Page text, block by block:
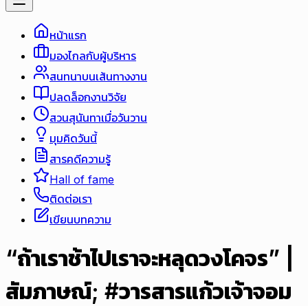
หน้าแรก
มองไกลกับผู้บริหาร
สนทนาบนเส้นทางงาน
ปลดล็อกงานวิจัย
สวนสุนันทาเมื่อวันวาน
มุมคิดวันนี้
สารคดีความรู้
Hall of fame
ติดต่อเรา
เขียนบทความ
“ถ้าเราช้าไปเราจะหลุดวงโคจร” |
สัมภาษณ์; #วารสารแก้วเจ้าจอม